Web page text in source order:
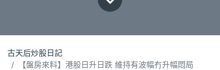
古天后炒股日記
【盤房來料】港股日升日跌 維持有波幅冇升幅悶局